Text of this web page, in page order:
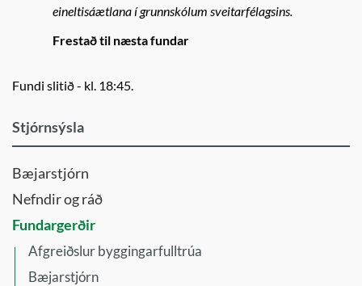
eineltisáætlana í grunnskólum sveitarfélagsins.
Frestað til næsta fundar
Fundi slitið - kl. 18:45.
Stjórnsýsla
Bæjarstjórn
Nefndir og ráð
Fundargerðir
Afgreiðslur byggingarfulltrúa
Bæjarstjórn